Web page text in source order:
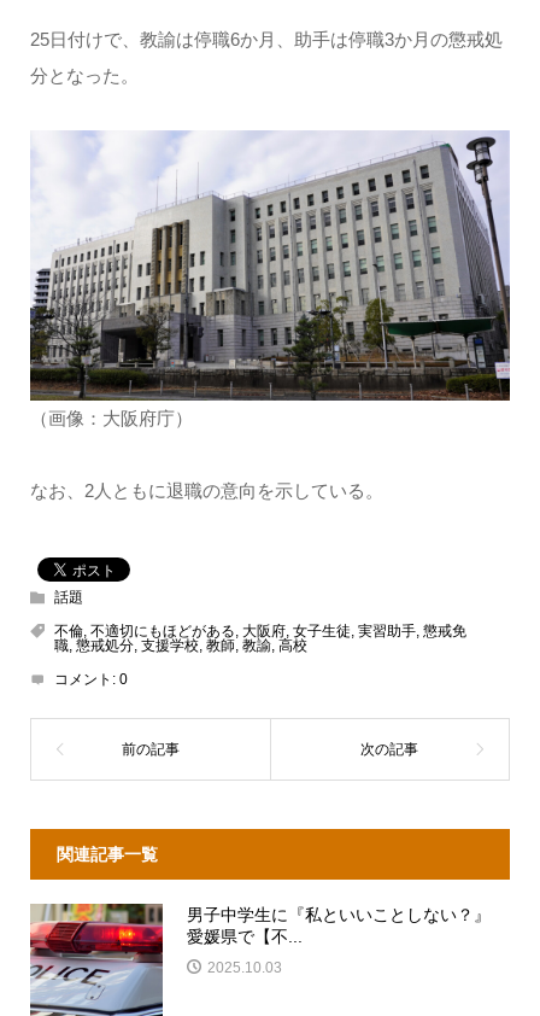
25日付けで、教諭は停職6か月、助手は停職3か月の懲戒処
分となった。
（画像：大阪府庁）
なお、2人ともに退職の意向を示している。
話題
不倫, 不適切にもほどがある 大阪府, 女子生徒 実習助手, 懲戒免
職, 懲戒処分, 支援学校, 教師, 教諭, 高校
コメント: 0
関連記事一覧
男子中学生に『私といいことしない？』
愛媛県で【不...
2025.10.03